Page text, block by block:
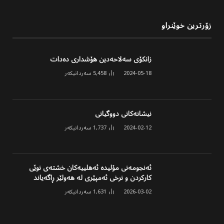
زۆرترین خوێنراو
زانکۆی سەلاحەدین هۆشداری دەدات
2024-05-18
5,458 سەردانیکەر
نیشانەکانی دووگیانی
2024-02-12
1,737 سەردانیکەر
ئەنجومەنی مۆلیدە ئەهلییەکان خشتەی نوێی
کارکردن و نرخی ئەمپێری لە هەولێر ڕاگەیاند
2026-03-02
1,631 سەردانیکەر